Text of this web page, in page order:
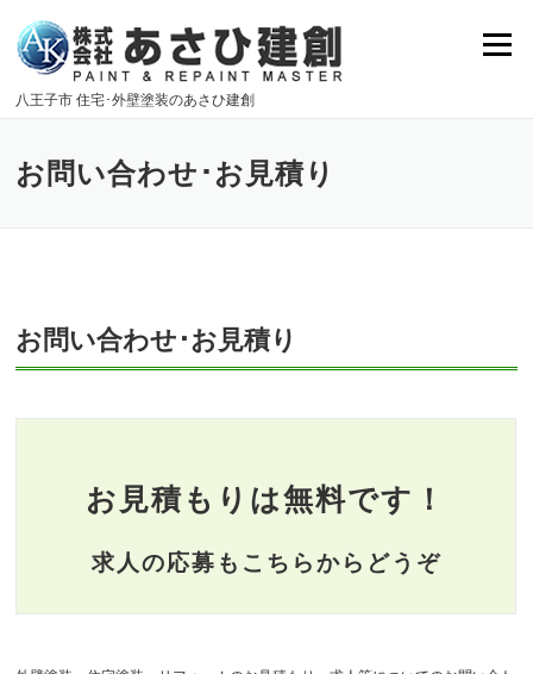
content
八王子市 住宅･外壁塗装のあさひ建創
Menu
お問い合わせ･お見積り
お問い合わせ･お見積り
お見積もりは無料です！
求人の応募もこちらからどうぞ